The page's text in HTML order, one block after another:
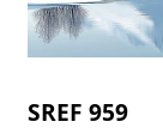
SREF 959